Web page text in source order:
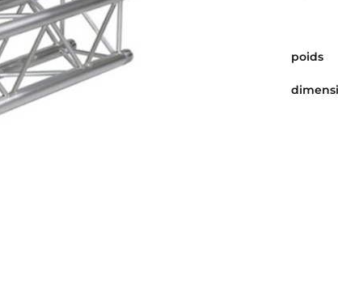
poids